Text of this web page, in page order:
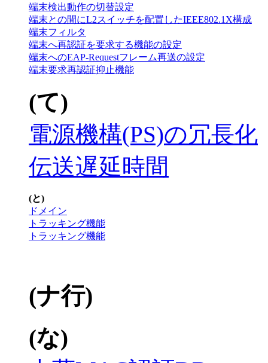
端末検出動作の切替設定
端末との間にL2スイッチを配置したIEEE802.1X構成
端末フィルタ
端末へ再認証を要求する機能の設定
端末へのEAP-Requestフレーム再送の設定
端末要求再認証抑止機能
(て)
電源機構(PS)の冗長化
伝送遅延時間
(と)
ドメイン
トラッキング機能
トラッキング機能
(ナ行)
(な)